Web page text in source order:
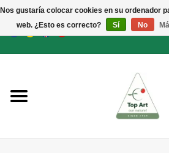
GBP/CHF /BGN/
NUEVO
Nos gustaría colocar cookies en su ordenador
web. ¿Esto es correcto?
Sí No